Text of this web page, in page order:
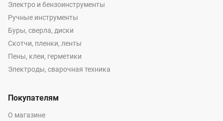
Электро и бензоинструменты
Ручные инструменты
Буры, сверла, диски
Скотчи, пленки, ленты
Пены, клеи, герметики
Электроды, сварочная техника
Покупателям
О магазине